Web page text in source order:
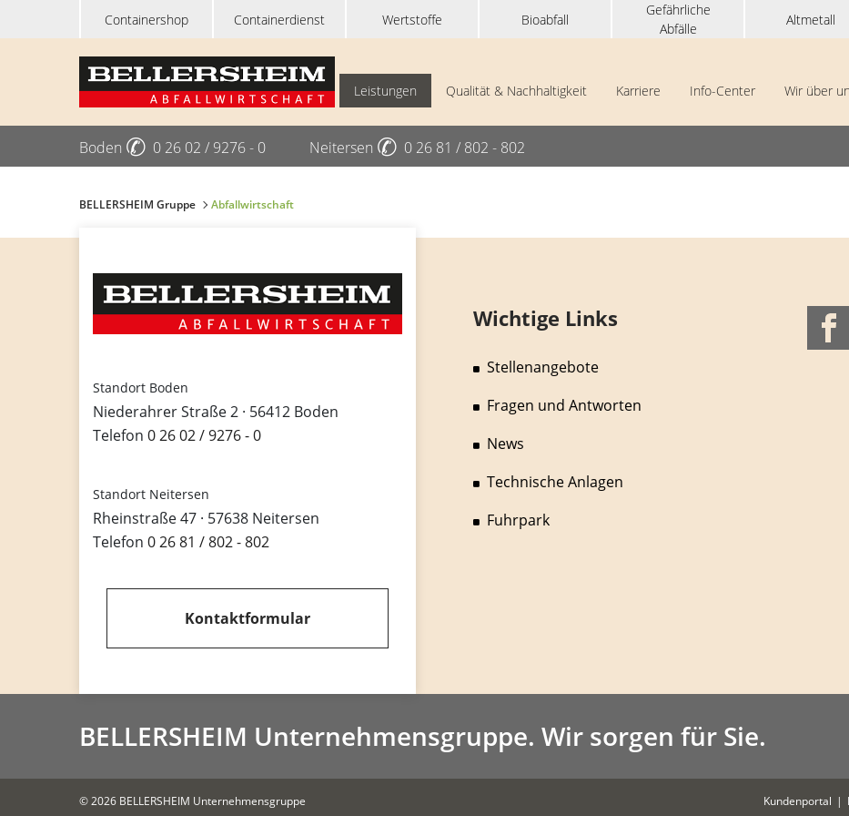
BELLERSHEIM Gruppe Abfallwirtschaft
Standort Boden
Niederahrer Straße 2 · 56412 Boden
Telefon 0 26 02 / 9276 - 0
Standort Neitersen
Rheinstraße 47 · 57638 Neitersen
Telefon 0 26 81 / 802 - 802
Kontaktformular
Wichtige Links
Stellenangebote
Fragen und Antworten
News
Technische Anlagen
Fuhrpark
BELLERSHEIM Unternehmensgruppe. Wir sorgen für Sie.
© 2026 BELLERSHEIM Unternehmensgruppe Kundenportal
Containershop Containerdienst Wertstoffe Bioabfall
Gefährliche
Abfälle
Altmetall
Leistungen Qualität & Nachhaltigkeit Karriere Info-Center Wir über
Boden ✆ 0 26 02 / 9276 - 0 Neitersen ✆ 0 26 81 / 802 - 802